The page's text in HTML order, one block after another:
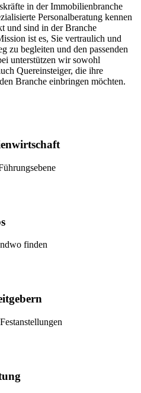
in der Immobilienbranche
Personalberatung kennen
und sind in der Branche
ist es, Sie vertraulich und
zu begleiten und den passenden
unterstützen wir sowohl
Quereinsteiger, die ihre
Branche einbringen möchten.
finden